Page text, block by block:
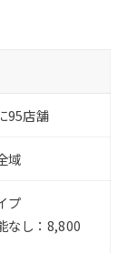
95店舗
域
プ
なし：8,800